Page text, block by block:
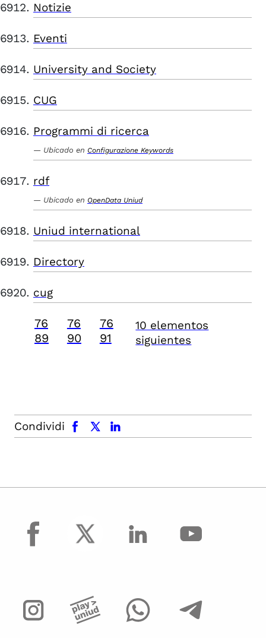
Notizie
Eventi
University and Society
CUG
Programmi di ricerca
Ubicado en Configurazione Keywords
rdf
Ubicado en OpenData Uniud
Uniud international
Directory
cug
76
89
76
90
76
91
10 elementos
siguientes
Condividi
facebook x.com linkedin
facebook